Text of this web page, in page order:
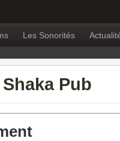
Les Sonorités
Pub